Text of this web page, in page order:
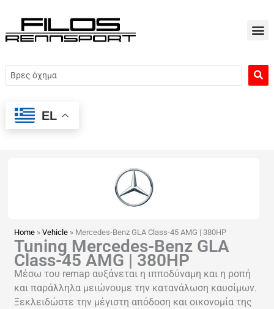
περιεχόμενο
Search
...
EL
Home »Vehicle » Mercedes-Benz GLA Class-45 AMG | 380HP
Tuning Mercedes-Benz GLA
Class-45 AMG | 380HP
Μέσω του remap αυξάνεται η ιπποδύναμη και η ροπή
και παράλληλα μειώνουμε την κατανάλωση καυσίμων.
Ξεκλειδώστε την μέγιστη απόδοση και οικονομία της